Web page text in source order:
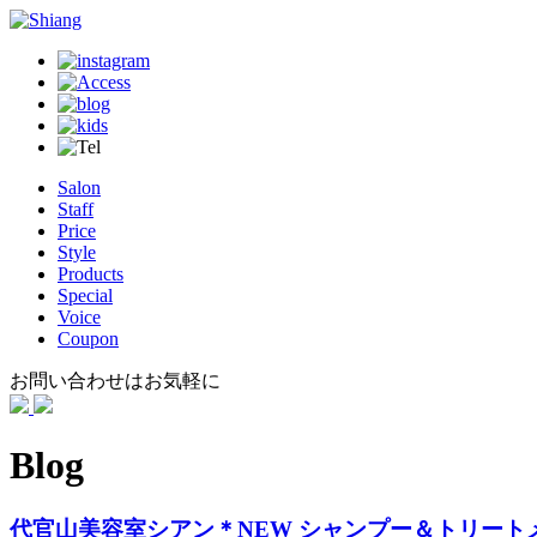
Salon
Staff
Price
Style
Products
Special
Voice
Coupon
お問い合わせはお気軽に
Blog
代官山美容室シアン＊NEW シャンプー＆トリート